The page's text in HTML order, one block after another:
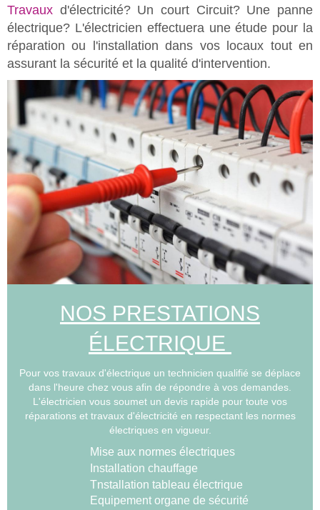
Travaux d'électricité? Un court Circuit? Une panne
électrique? L'électricien effectuera une étude pour la
réparation ou l'installation dans vos locaux tout en
assurant la sécurité et la qualité d'intervention.
NOS PRESTATIONS
ÉLECTRIQUE
Pour vos travaux d'électrique un technicien qualifié se déplace
dans l'heure chez vous afin de répondre à vos demandes.
L'électricien vous soumet un devis rapide pour toute vos
réparations et travaux d'électricité en respectant les normes
électriques en vigueur.
Mise aux normes électriques
Installation chauffage
Tnstallation tableau électrique
Equipement organe de sécurité